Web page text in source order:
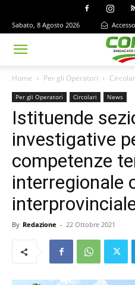
Sabato, 8 Agosto 2026
Home Per gli Operatori
Per gli Operatori Circolari News
Istituende
investigative
competenze
interregionale
By Redazione - 22 Ottobre 2021